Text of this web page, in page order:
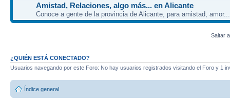
Amistad, Relaciones, algo más... en Alicante
Conoce a gente de la provincia de Alicante, para amistad,
Saltar
¿QUIÉN ESTÁ CONECTADO?
Usuarios navegando por este Foro: No hay usuarios registrados visitando el Foro y 1
Índice general